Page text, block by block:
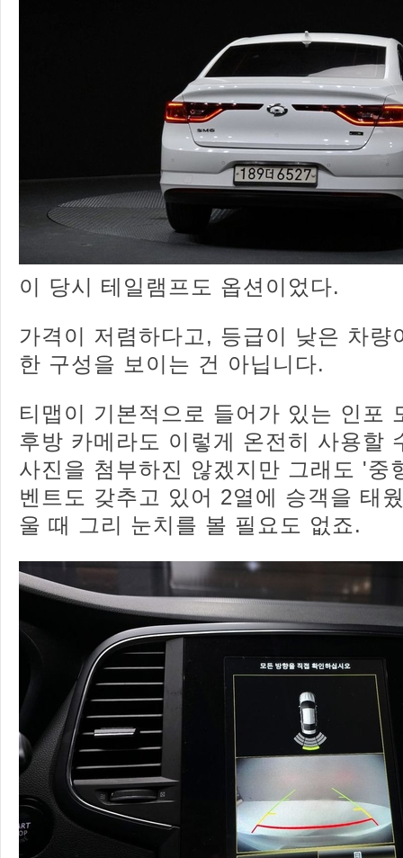
이 당시 테일램프도 옵션이었다.
가격이 저렴하다고, 등급이 낮은 차량
한 구성을 보이는 건 아닙니다.
티맵이 기본적으로 들어가 있는 인포
후방 카메라도 이렇게 온전히 사용할
사진을 첨부하진 않겠지만 그래도 '중
벤트도 갖추고 있어 2열에 승객을 태
울 때 그리 눈치를 볼 필요도 없죠.